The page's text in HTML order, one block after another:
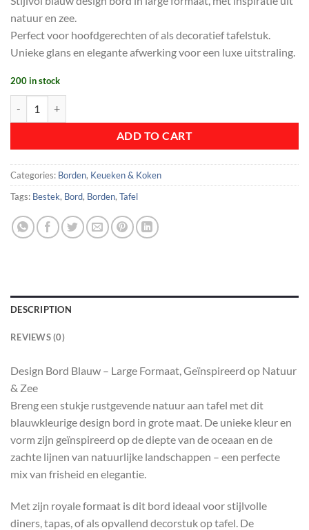
was:
€ 24,99.
is:
natuur en zee.
Perfect voor hoofdgerechten of als decoratief tafelstuk.
Unieke glans en elegante afwerking voor een luxe uitstraling.
200 in stock
ADD TO CART
Categories: Borden, Keueken & Koken
Tags: Bestek, Bord, Borden, Tafel
DESCRIPTION
REVIEWS (0)
Design Bord Blauw – Large Formaat, Geïnspireerd op Natuur
& Zee
Breng een stukje rustgevende natuur aan tafel met dit
blauwkleurige design bord in grote maat. De unieke kleur en
vorm zijn geïnspireerd op de diepte van de oceaan en de
zachte lijnen van natuurlijke landschappen – een perfecte
mix van frisheid en elegantie.
Met zijn royale formaat is dit bord ideaal voor stijlvolle
diners, tapas, of als opvallend decorstuk op tafel. De